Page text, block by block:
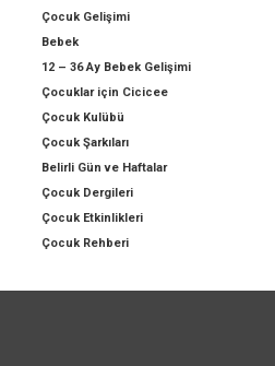
Çocuk Gelişimi
Bebek
12 – 36 Ay Bebek Gelişimi
Çocuklar için Cicicee
Çocuk Kulübü
Çocuk Şarkıları
Belirli Gün ve Haftalar
Çocuk Dergileri
Çocuk Etkinlikleri
Çocuk Rehberi